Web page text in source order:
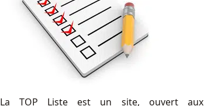
La TOP Liste est un site, ouvert aux